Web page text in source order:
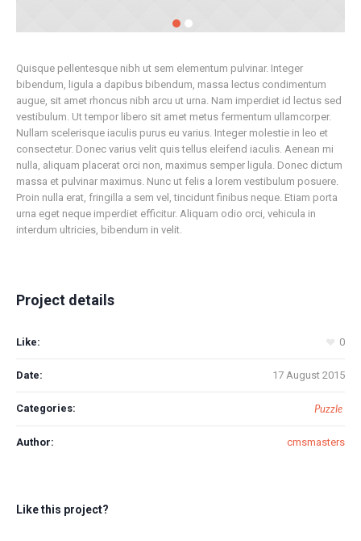
Quisque pellentesque nibh ut sem elementum pulvinar. Integer
bibendum, ligula a dapibus bibendum, massa lectus condimentum
augue, sit amet rhoncus nibh arcu ut urna. Nam imperdiet id lectus sed
vestibulum. Ut tempor libero sit amet metus fermentum ullamcorper.
Nullam scelerisque iaculis purus eu varius. Integer molestie in leo et
consectetur. Donec varius velit quis tellus eleifend iaculis. Aenean mi
nulla, aliquam placerat orci non, maximus semper ligula. Donec dictum
massa et pulvinar maximus. Nunc ut felis a lorem vestibulum posuere.
Proin nulla erat, fringilla a sem vel, tincidunt finibus neque. Etiam porta
urna eget neque imperdiet efficitur. Aliquam odio orci, vehicula in
interdum ultricies, bibendum in velit.
Project details
Like: 0
Date: 17 August 2015
Categories: Puzzle
Author: cmsmasters
Like this project?